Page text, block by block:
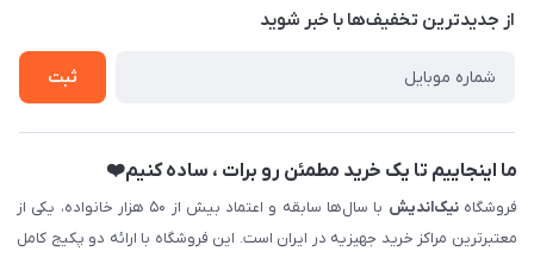
فروش‌اقساطی
از جدید‌ترین تخفیف‌ها با‌ خبر شوید
ثبت
ما اینجاییم تا یک خرید مطمئن رو برات ، ساده کنیم❤️
فروشگاهنیک‌اندیش
با سال‌ها سابقه و اعتماد بیش از ۵۰ هزار خانواده، یکی از
معتبرترین مراکز خرید جهیزیه در ایران است. این فروشگاه با ارائه دو پکیج کامل